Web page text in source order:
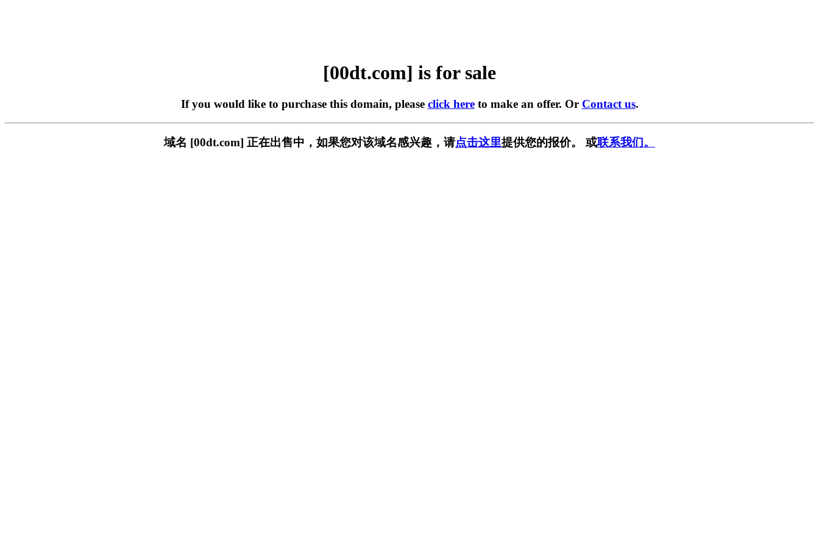
[00dt.com] is for sale
If you would like to purchase this domain, please click hereto make an offer. Or Contact us.
域名 [00dt.com] 正在出售中，如果您对该域名感兴趣，请点击这里提供您的报价。 或联系我们。